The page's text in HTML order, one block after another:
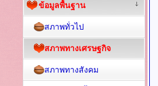
ข้อมูลพื้นฐาน
สภาพทั่วไป
สภาพทางเศรษฐกิจ
สภาพทางสังคม